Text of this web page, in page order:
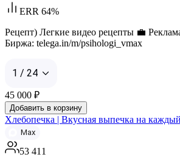
ERR 64%
Рецепт) Легкие видео рецепты 💼
Биржа: telega.in/m/psihologi_vmax
1 / 24
45 000 ₽
Добавить в корзину
Хлебопечка | Вкусная выпечка на
Max
53 411